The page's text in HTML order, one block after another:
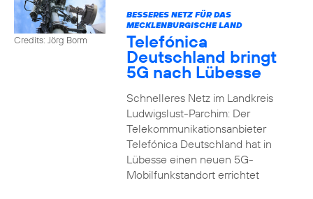
Credits: Jörg Borm
BESSERES NETZ FÜR DAS
MECKLENBURGISCHE LAND
Telefónica
Deutschland bringt
5G nach Lübesse
Schnelleres Netz im Landkreis
Ludwigslust-Parchim: Der
Telekommunikationsanbieter
Telefónica Deutschland hat in
Lübesse einen neuen 5G-
Mobilfunkstandort errichtet